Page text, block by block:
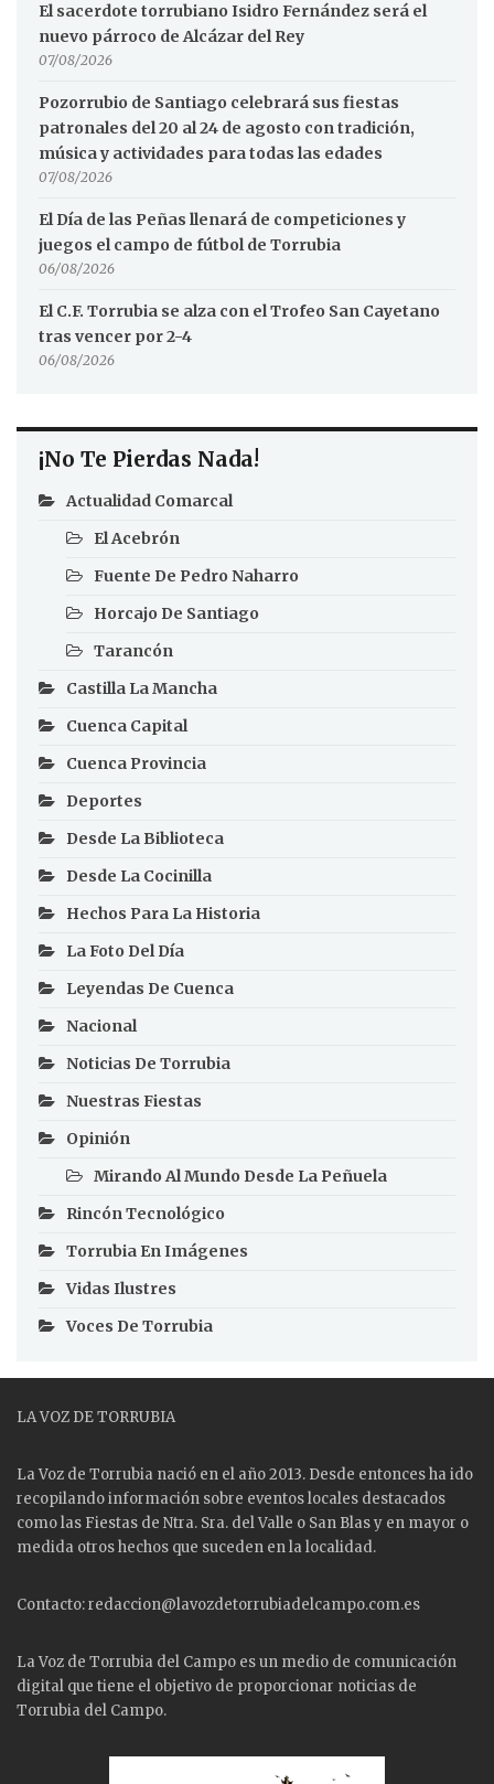
El sacerdote torrubiano Isidro Fernández será el
nuevo párroco de Alcázar del Rey
07/08/2026
Pozorrubio de Santiago celebrará sus fiestas
patronales del 20 al 24 de agosto con tradición,
música y actividades para todas las edades
07/08/2026
El Día de las Peñas llenará de competiciones y
juegos el campo de fútbol de Torrubia
06/08/2026
El C.F. Torrubia se alza con el Trofeo San Cayetano
tras vencer por 2-4
06/08/2026
¡No Te Pierdas Nada!
Actualidad Comarcal
El Acebrón
Fuente De Pedro Naharro
Horcajo De Santiago
Tarancón
Castilla La Mancha
Cuenca Capital
Cuenca Provincia
Deportes
Desde La Biblioteca
Desde La Cocinilla
Hechos Para La Historia
La Foto Del Día
Leyendas De Cuenca
Nacional
Noticias De Torrubia
Nuestras Fiestas
Opinión
Mirando Al Mundo Desde La Peñuela
Rincón Tecnológico
Torrubia En Imágenes
Vidas Ilustres
Voces De Torrubia
LA VOZ DE TORRUBIA
La Voz de Torrubia nació en el año 2013. Desde entonces ha ido
recopilando información sobre eventos locales destacados
como las Fiestas de Ntra. Sra. del Valle o San Blas y en mayor o
medida otros hechos que suceden en la localidad.
Contacto: redaccion@lavozdetorrubiadelcampo.com.es
La Voz de Torrubia del Campo es un medio de comunicación
digital que tiene el objetivo de proporcionar noticias de
Torrubia del Campo.